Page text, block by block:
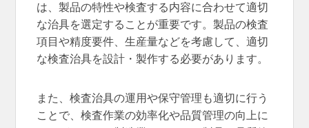
は、製品の特性や検査する内容に合わせて適切
な治具を選定することが重要です。製品の検査
項目や精度要件、生産量などを考慮して、適切
な検査治具を設計・製作する必要があります。
また、検査治具の運用や保守管理も適切に行う
ことで、検査作業の効率化や品質管理の向上に